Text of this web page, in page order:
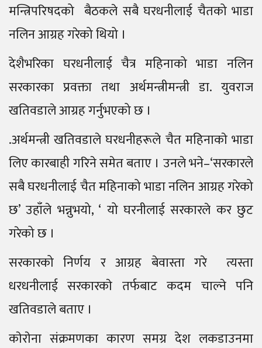
मन्त्रिपरिषदको बैठकले सबै घरधनीलाई चैतको भाडा
नलिन आग्रह गरेको थियो ।
देशैभरिका घरधनीलाई चैत्र महिनाको भाडा नलिन
सरकारका प्रवक्ता तथा अर्थमन्त्रीमन्त्री डा. युवराज
खतिवडाले आग्रह गर्नुभएको छ ।
.अर्थमन्त्री खतिवडाले घरधनीहरूले चैत महिनाकाे भाडा
लिए कारबाही गरिने समेत बताए । उनले भने–‘सरकारले
सबै घरधनीलाई चैत महिनाको भाडा नलिन आग्रह गरेको
छ’ उहाँले भन्नुभयो, ‘ यो घरनीलाई सरकारले कर छुट
गरेको छ ।
सरकारको निर्णय र आग्रह बेवास्ता गरे त्यस्ता
धरधनीलाई सरकारकाे तर्फबाट कदम चाल्ने पनि
खतिवडाले बताए ।
काेराेना संक्रमणका कारण समग्र देश लकडाउनमा